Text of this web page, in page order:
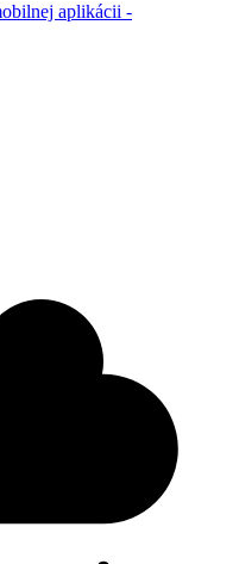
aplikácii -